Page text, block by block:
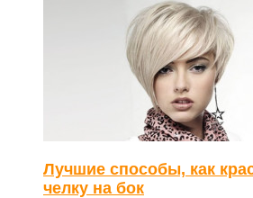
Лучшие способы, как
челку на бок